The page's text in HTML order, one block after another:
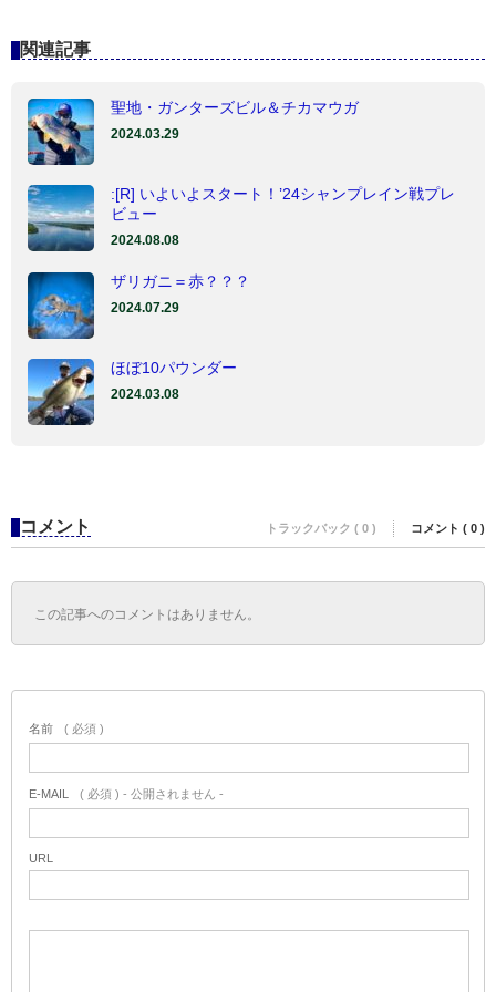
関連記事
聖地・ガンターズビル＆チカマウガ
2024.03.29
:[R] いよいよスタート！’24シャンプレイン戦プレ
ビュー
2024.08.08
ザリガニ＝赤？？？
2024.07.29
ほぼ10パウンダー
2024.03.08
コメント トラックバック ( 0 ) コメント ( 0 )
この記事へのコメントはありません。
名前 ( 必須 )
E-MAIL ( 必須 ) - 公開されません -
URL